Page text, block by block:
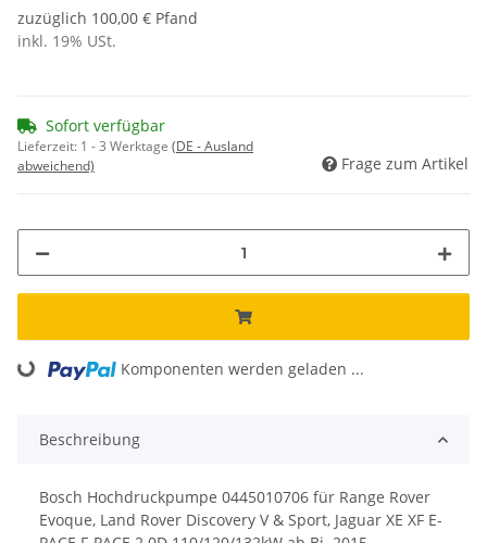
zuzüglich 100,00 € Pfand
inkl. 19% USt.
Sofort verfügbar
Lieferzeit: 1 - 3 Werktage (DE - Ausland
abweichend)
Frage zum Artikel
Loading... Komponenten werden geladen ...
Beschreibung
Bosch Hochdruckpumpe 0445010706 für Range Rover
Evoque, Land Rover Discovery V & Sport, Jaguar XE XF E-